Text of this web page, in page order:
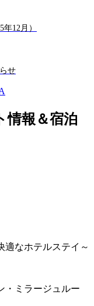
12月）
せ
情報＆宿泊
適なホテルステイ～
・ミラージュルー